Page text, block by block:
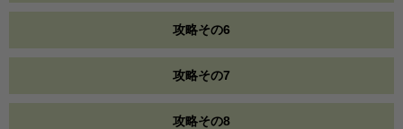
攻略その6
攻略その7
攻略その8